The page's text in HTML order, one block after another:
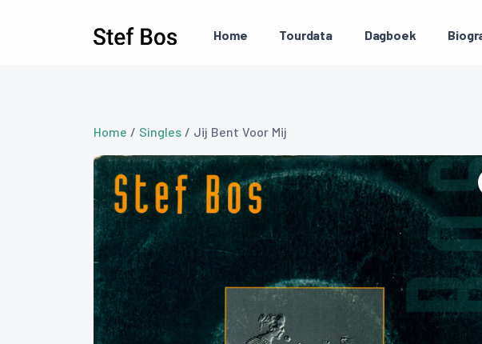
Home
Tourdata Dagboek
Home / Singles / Jij Bent Voor Mij